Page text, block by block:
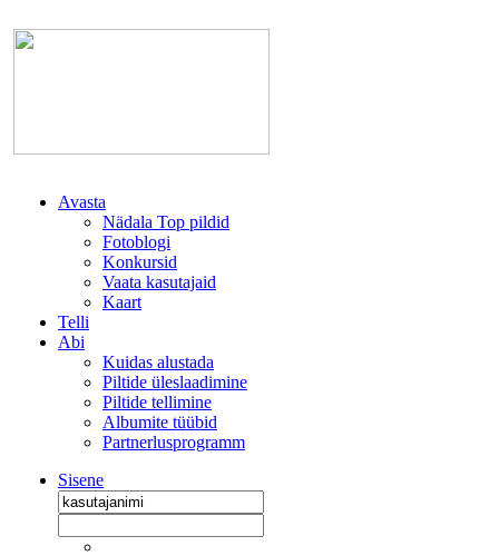
Avasta
Nädala Top pildid
Fotoblogi
Konkursid
Vaata kasutajaid
Kaart
Telli
Abi
Kuidas alustada
Piltide üleslaadimine
Piltide tellimine
Albumite tüübid
Partnerlusprogramm
Sisene